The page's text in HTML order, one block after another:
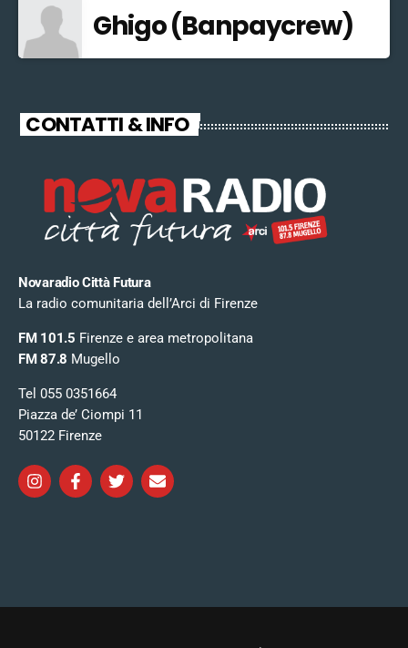
Ghigo (Banpaycrew)
CONTATTI & INFO
Novaradio Città Futura
La radio comunitaria dell’Arci di Firenze
FM 101.5 Firenze e area metropolitana
FM 87.8 Mugello
Tel 055 0351664
Piazza de’ Ciompi 11
50122 Firenze